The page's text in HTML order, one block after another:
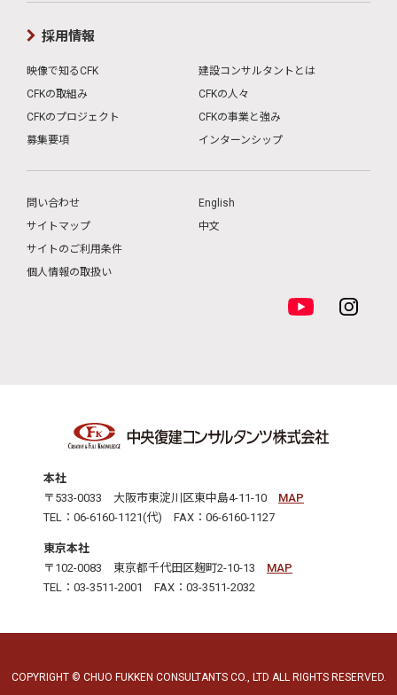
採用情報
映像で知るCFK
建設コンサルタントとは
CFKの取組み
CFKの人々
CFKのプロジェクト
CFKの事業と強み
募集要項
インターンシップ
問い合わせ
サイトマップ
サイトのご利用条件
個人情報の取扱い
English
中文
本社
〒533-0033 大阪市東淀川区東中島4-11-10 MAP
TEL：06-6160-1121(代) FAX：06-6160-1127
東京本社
〒102-0083 東京都千代田区麹町2-10-13 MAP
TEL：03-3511-2001 FAX：03-3511-2032
COPYRIGHT © CHUO FUKKEN CONSULTANTS CO., LTD ALL RIGHTS RESERVED.